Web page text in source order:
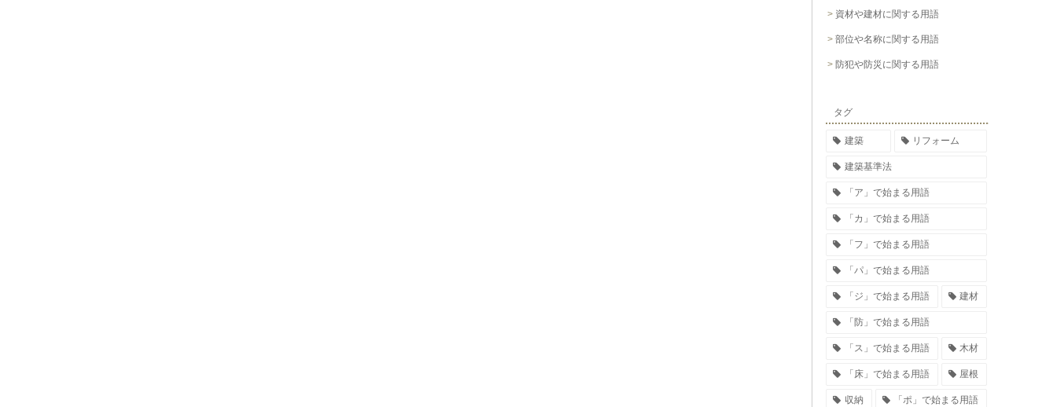
資材や建材に関する用語
部位や名称に関する用語
防犯や防災に関する用語
タグ
建築 リフォーム
建築基準法
「ア」で始まる用語
「カ」で始まる用語
「フ」で始まる用語
「パ」で始まる用語
「ジ」で始まる用語 建材
「防」で始まる用語
「ス」で始まる用語 木材
「床」で始まる用語 屋根
収納 「ポ」で始まる用語